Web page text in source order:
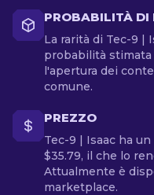
PROBABILITÀ DI
La rarità di Tec-9 |
probabilità stimata
l'apertura dei
comune.
PREZZO
Tec-9 | Isaac ha
$35.79, il che lo
Attualmente è
marketplace.